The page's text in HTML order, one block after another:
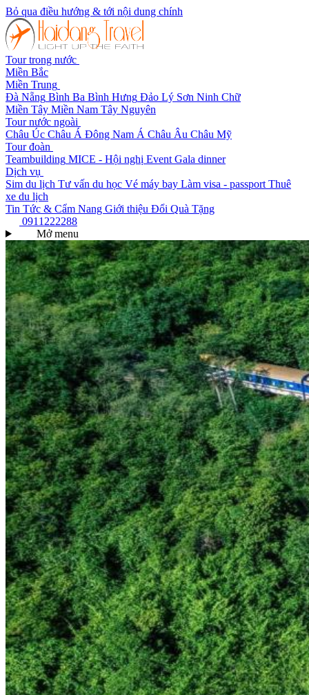
Bỏ qua điều hướng & tới nội dung chính
Tour trong nước
Miền Bắc
Miền Trung
Đà Nẵng Bình Ba Bình Hưng Đảo Lý Sơn Ninh Chữ
Miền Tây Miền Nam Tây Nguyên
Tour nước ngoài
Châu Úc Châu Á Đông Nam Á Châu Âu Châu Mỹ
Tour đoàn
Teambuilding MICE - Hội nghị Event Gala dinner
Dịch vụ
Sim du lịch Tư vấn du học Vé máy bay Làm visa - passport Thuê
xe du lịch
Tin Tức & Cẩm Nang Giới thiệu Đổi Quà Tặng
0911222288
Mở menu